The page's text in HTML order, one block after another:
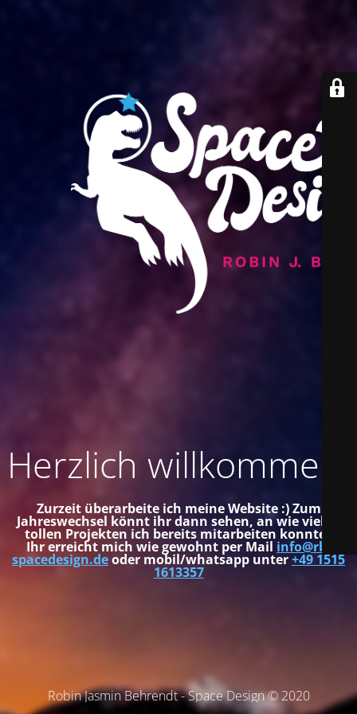
Herzlich willkommen!
Zurzeit überarbeite ich meine Website :) Zum
Jahreswechsel könnt ihr dann sehen, an wie vielen
tollen Projekten ich bereits mitarbeiten konnte.
Ihr erreicht mich wie gewohnt per Mail info@rb-
spacedesign.deoder mobil/whatsapp unter+49 1515
1613357
Robin Jasmin Behrendt - Space Design © 2020